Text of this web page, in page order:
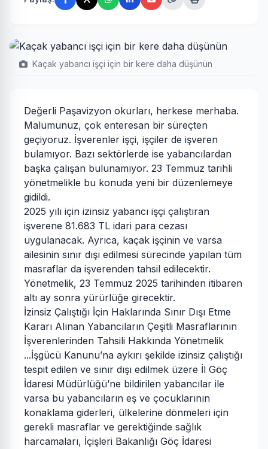
Kaçak yabancı işçi için bir kere daha düşünün
Değerli Paşavizyon okurları, herkese merhaba.
Malumunuz, çok enteresan bir süreçten
geçiyoruz. İşverenler işçi, işçiler de işveren
bulamıyor. Bazı sektörlerde ise yabancılardan
başka çalışan bulunamıyor. 23 Temmuz tarihli
yönetmelikle bu konuda yeni bir düzenlemeye
gidildi.
2025 yılı için izinsiz yabancı işçi çalıştıran
işverene 81.683 TL idari para cezası
uygulanacak. Ayrıca, kaçak işçinin ve varsa
ailesinin sınır dışı edilmesi sürecinde yapılan tüm
masraflar da işverenden tahsil edilecektir.
Yönetmelik, 23 Temmuz 2025 tarihinden itibaren
altı ay sonra yürürlüğe girecektir.
İzinsiz Çalıştığı İçin Haklarında Sınır Dışı Etme
Kararı Alınan Yabancıların Çeşitli Masraflarının
İşverenlerinden Tahsili Hakkında Yönetmelik
...İşgücü Kanunu’na aykırı şekilde izinsiz çalıştığı
tespit edilen ve sınır dışı edilmek üzere İl Göç
İdaresi Müdürlüğü’ne bildirilen yabancılar ile
varsa bu yabancıların eş ve çocuklarının
konaklama giderleri, ülkelerine dönmeleri için
gerekli masraflar ve gerektiğinde sağlık
harcamaları, İçişleri Bakanlığı Göç İdaresi